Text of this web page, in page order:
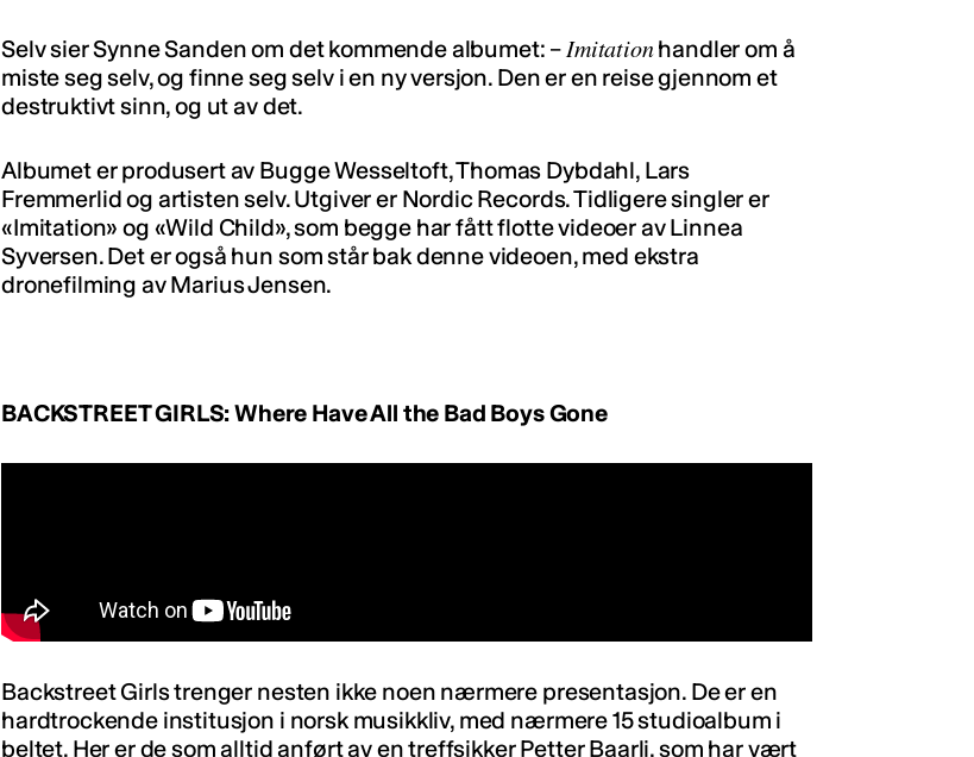
Selv sier Synne Sanden om det kommende albumet: –Imitationhandler om å
miste seg selv, og finne seg selv i en ny versjon. Den er en reise gjennom et
destruktivt sinn, og ut av det.
Albumet er produsert av Bugge Wesseltoft, Thomas Dybdahl, Lars
Fremmerlid og artisten selv. Utgiver er Nordic Records. Tidligere singler er
«Imitation» og «Wild Child», som begge har fått flotte videoer av Linnea
Syversen. Det er også hun som står bak denne videoen, med ekstra
dronefilming av Marius Jensen.
BACKSTREET GIRLS: Where Have All the Bad Boys Gone
Backstreet Girls trenger nesten ikke noen nærmere presentasjon. De er en
hardtrockende institusjon i norsk musikkliv, med nærmere 15 studioalbum i
beltet. Her er de som alltid anført av en treffsikker Petter Baarli, som har vært